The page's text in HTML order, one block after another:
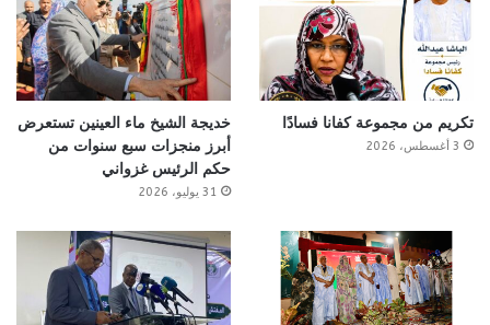
تكريم من مجموعة كفانا فسادًا
3 أغسطس، 2026
خديجة الشيخ ماء العينين تستعرض
أبرز منجزات سبع سنوات من
حكم الرئيس غزواني
31 يوليو، 2026